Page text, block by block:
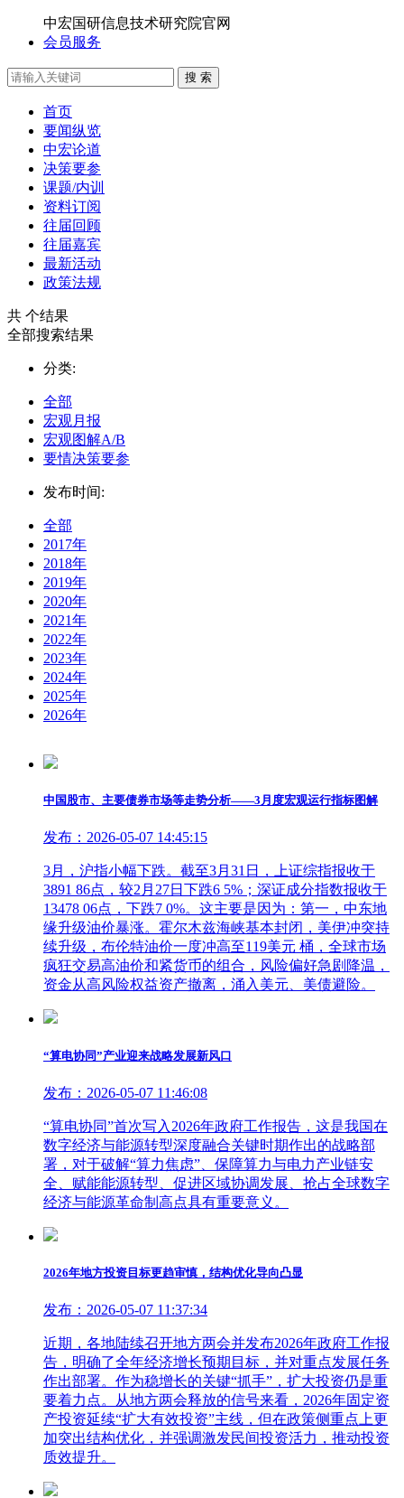
中宏国研信息技术研究院官网
会员服务
搜 索
首页
要闻纵览
中宏论道
决策要参
课题/内训
资料订阅
往届回顾
往届嘉宾
最新活动
政策法规
共 个结果
全部搜索结果
分类:
全部
宏观月报
宏观图解A/B
要情决策要参
发布时间:
全部
2017年
2018年
2019年
2020年
2021年
2022年
2023年
2024年
2025年
2026年
中国股市、主要债券市场等走势分析——3月度宏观运行指标图解
发布：2026-05-07 14:45:15
3月，沪指小幅下跌。截至3月31日，上证综指报收于
3891 86点，较2月27日下跌6 5%；深证成分指数报收于
13478 06点，下跌7 0%。这主要是因为：第一，中东地
缘升级油价暴涨。霍尔木兹海峡基本封闭，美伊冲突持
续升级，布伦特油价一度冲高至119美元 桶，全球市场
疯狂交易高油价和紧货币的组合，风险偏好急剧降温，
资金从高风险权益资产撤离，涌入美元、美债避险。
“算电协同”产业迎来战略发展新风口
发布：2026-05-07 11:46:08
“算电协同”首次写入2026年政府工作报告，这是我国在
数字经济与能源转型深度融合关键时期作出的战略部
署，对于破解“算力焦虑”、保障算力与电力产业链安
全、赋能能源转型、促进区域协调发展、抢占全球数字
经济与能源革命制高点具有重要意义。
2026年地方投资目标更趋审慎，结构优化导向凸显
发布：2026-05-07 11:37:34
近期，各地陆续召开地方两会并发布2026年政府工作报
告，明确了全年经济增长预期目标，并对重点发展任务
作出部署。作为稳增长的关键“抓手”，扩大投资仍是重
要着力点。从地方两会释放的信号来看，2026年固定资
产投资延续“扩大有效投资”主线，但在政策侧重点上更
加突出结构优化，并强调激发民间投资活力，推动投资
质效提升。